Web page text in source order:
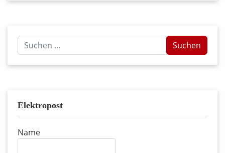
Suchen
...
Suchen
Elektropost
Name